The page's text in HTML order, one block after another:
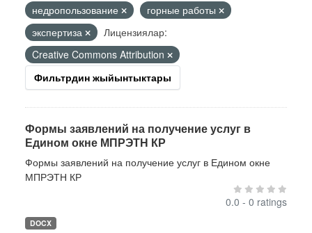
недропользование
горные работы
экспертиза
Лицензиялар:
Creative Commons Attribution
Фильтрдин жыйынтыктары
Формы заявлений на получение услуг в
Едином окне МПРЭТН КР
Формы заявлений на получение услуг в Едином окне
МПРЭТН КР
0.0 - 0 ratings
DOCX